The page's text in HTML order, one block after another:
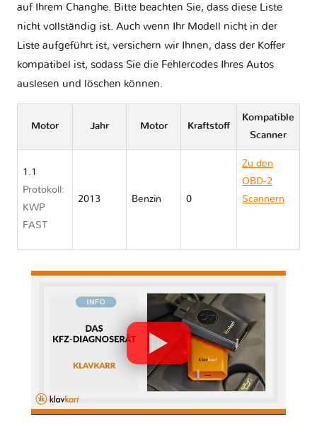
auf Ihrem Changhe. Bitte beachten Sie, dass diese Liste
nicht vollständig ist. Auch wenn Ihr Modell nicht in der
Liste aufgeführt ist, versichern wir Ihnen, dass der Koffer
kompatibel ist, sodass Sie die Fehlercodes Ihres Autos
auslesen und löschen können.
Motor Jahr Motor Kraftstoff
Kompatible
Scanner
1.1
Protokoll:
KWP
FAST
2013 Benzin 0
Zu den
OBD-2
Scannern